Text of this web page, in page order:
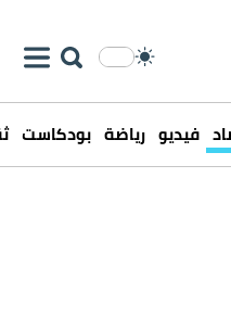
فيديو رياضة بودكاست